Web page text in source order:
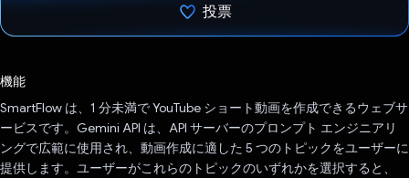
投票
機能
SmartFlow は、1 分未満で YouTube ショート動画を作成できるウェブサ
ービスです。Gemini API は、API サーバーのプロンプト エンジニアリ
ングで広範に使用され、動画作成に適した 5 つのトピックをユーザーに
提供します。ユーザーがこれらのトピックのいずれかを選択すると、